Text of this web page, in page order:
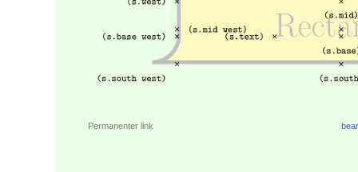
Permanenter link